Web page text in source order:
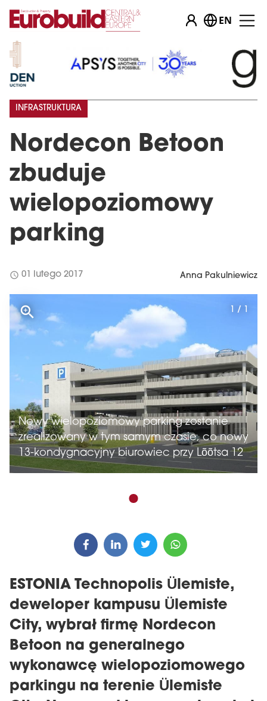
EN
Nordecon Betoon
zbuduje
wielopoziomowy
parking
INFRASTRUKTURA
schedule 01 lutego 2017 Anna Pakulniewicz
Nowy wielopoziomowy parking zostanie
zrealizowany w tym samym czasie, co nowy
13-kondygnacyjny biurowiec przy Lõõtsa 12
1 / 1
ESTONIA Technopolis Ülemiste,
deweloper kampusu Ülemiste
City, wybrał firmę Nordecon
Betoon na generalnego
wykonawcę wielopoziomowego
parkingu na terenie Ülemiste